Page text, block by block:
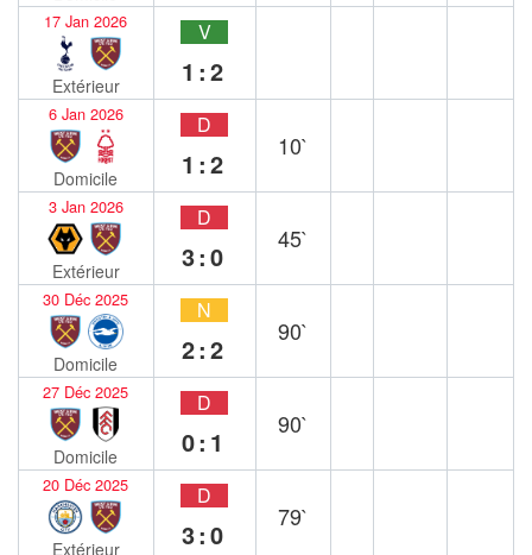
17 Jan 2026
Extérieur
V
1:2
6 Jan 2026
Domicile
D
1:2
10`
3 Jan 2026
Extérieur
D
3:0
45`
30 Déc 2025
Domicile
N
2:2
90`
27 Déc 2025
Domicile
D
0:1
90`
20 Déc 2025
Extérieur
D
3:0
79`